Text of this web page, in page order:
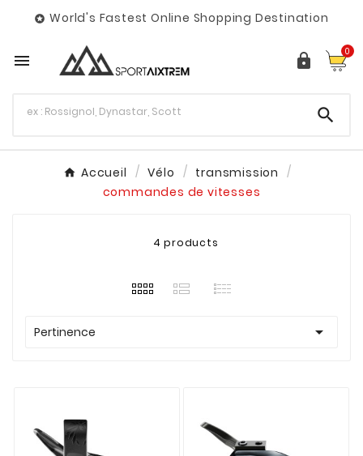
 World's Fastest Online Shopping Destination
  0

Accueil Vélo
transmission
commandes de vitesses
4 products
Pertinence 